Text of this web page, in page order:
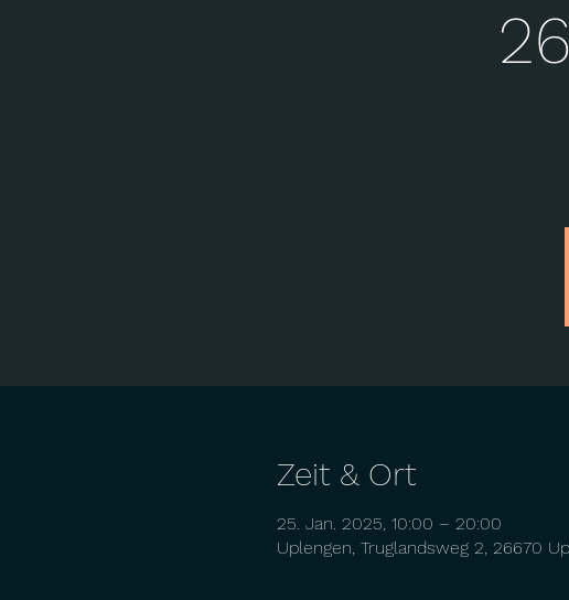
Zeit & Ort
25. Jan. 2025, 10:00 – 20:00
Uplengen, Truglandsweg 2, 26670